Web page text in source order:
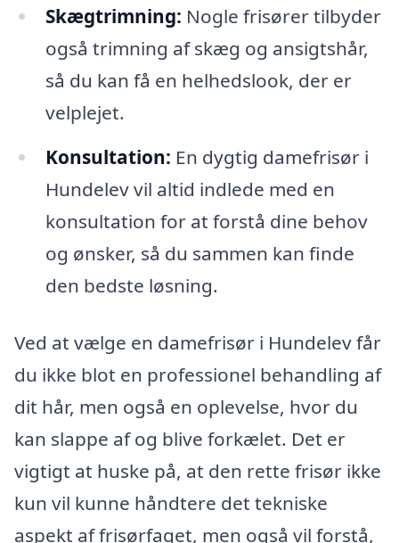
Skægtrimning: Nogle frisører tilbyder
også trimning af skæg og ansigtshår,
så du kan få en helhedslook, der er
velplejet.
Konsultation: En dygtig damefrisør i
Hundelev vil altid indlede med en
konsultation for at forstå dine behov
og ønsker, så du sammen kan finde
den bedste løsning.
Ved at vælge en damefrisør i Hundelev får
du ikke blot en professionel behandling af
dit hår, men også en oplevelse, hvor du
kan slappe af og blive forkælet. Det er
vigtigt at huske på, at den rette frisør ikke
kun vil kunne håndtere det tekniske
aspekt af frisørfaget, men også vil forstå,